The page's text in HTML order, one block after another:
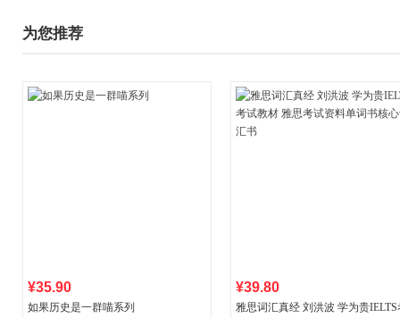
为您推荐
¥35.90
如果历史是一群喵系列
¥39.80
雅思词汇真经 刘洪波 学为贵IELTS